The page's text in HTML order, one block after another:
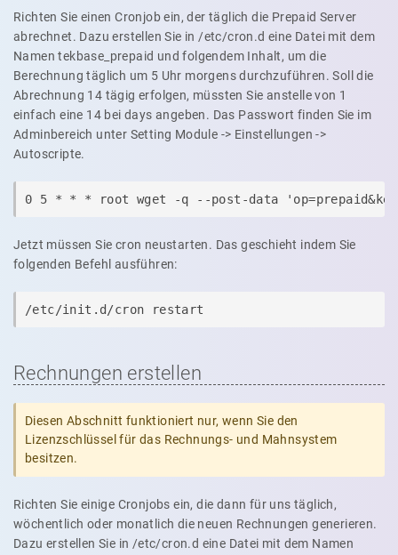
Richten Sie einen Cronjob ein, der täglich die Prepaid Server
abrechnet. Dazu erstellen Sie in /etc/cron.d eine Datei mit dem
Namen tekbase_prepaid und folgendem Inhalt, um die
Berechnung täglich um 5 Uhr morgens durchzuführen. Soll die
Abrechnung 14 tägig erfolgen, müssten Sie anstelle von 1
einfach eine 14 bei days angeben. Das Passwort finden Sie im
Adminbereich unter Setting Module -> Einstellungen ->
Autoscripte.
0 5 * * * root wget -q --post-data
Jetzt müssen Sie cron neustarten. Das geschieht indem Sie
folgenden Befehl ausführen:
/etc/init.d/cron restart
Rechnungen erstellen
Diesen Abschnitt funktioniert nur, wenn Sie den
Lizenzschlüssel für das Rechnungs- und Mahnsystem
besitzen.
Richten Sie einige Cronjobs ein, die dann für uns täglich,
wöchentlich oder monatlich die neuen Rechnungen generieren.
Dazu erstellen Sie in /etc/cron.d eine Datei mit dem Namen